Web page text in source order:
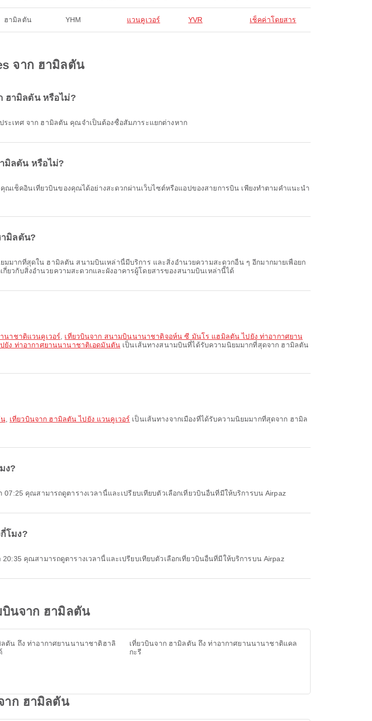
ฮามิลตัน YHM แวนคูเวอร์ YVR เช็คค่าโดยสาร
จาก ฮามิลตัน
ฮามิลตัน หรือไม่?
ระเทศ จาก ฮามิลตัน คุณจำเป็นต้องซื้อสัมภาระแยกต่างหาก
มิลตัน หรือไม่?
มิลตัน?
มากที่สุดใน ฮามิลตัน สนามบินเหล่านี้มีบริการ และสิ่งอำนวยความสะดวกอื่น ๆ อีกมากมายเพื่อยก
วกับสิ่งอำนวยความสะดวกและผังอาคารผู้โดยสารของสนามบินเหล่านี้ได้
นาชาติแวนคูเวอร์
เที่ยวบินจาก สนามบินนานาชาติจอห์น ซี มันโร แฮมิลตัน ไปยัง ท่าอากาศยาน
ง ท่าอากาศยานนานาชาติเอดมันตัน เป็นเส้นทางสนามบินที่ได้รับความนิยมมากที่สุดจาก ฮามิลตัน
, เที่ยวบินจาก ฮามิลตัน ไปยัง แวนคูเวอร์ เป็นเส้นทางจากเมืองที่ได้รับความนิยมมากที่สุดจาก ฮามิล
ง?
07:25 คุณสามารถดูตารางเวลานี้และเปรียบเทียบตัวเลือกเที่ยวบินอื่นที่มีให้บริการบน Airpaz
โมง?
คุณสามารถดูตารางเวลานี้และเปรียบเทียบตัวเลือกเที่ยวบินอื่นที่มีให้บริการบน Airpaz
บินจาก ฮามิลตัน
ลตัน ถึง ท่าอากาศยานนานาชาติฮาลิ
เที่ยวบินจาก ฮามิลตัน ถึง ท่าอากาศยานนานาชาติแคล
กะรี
าก ฮามิลตัน